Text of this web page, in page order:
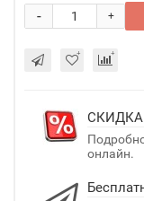
+
-
СКИДКА
онлайн.